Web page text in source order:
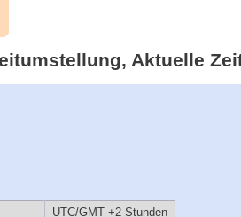
Aktuelle
UTC/GMT +2 Stunden